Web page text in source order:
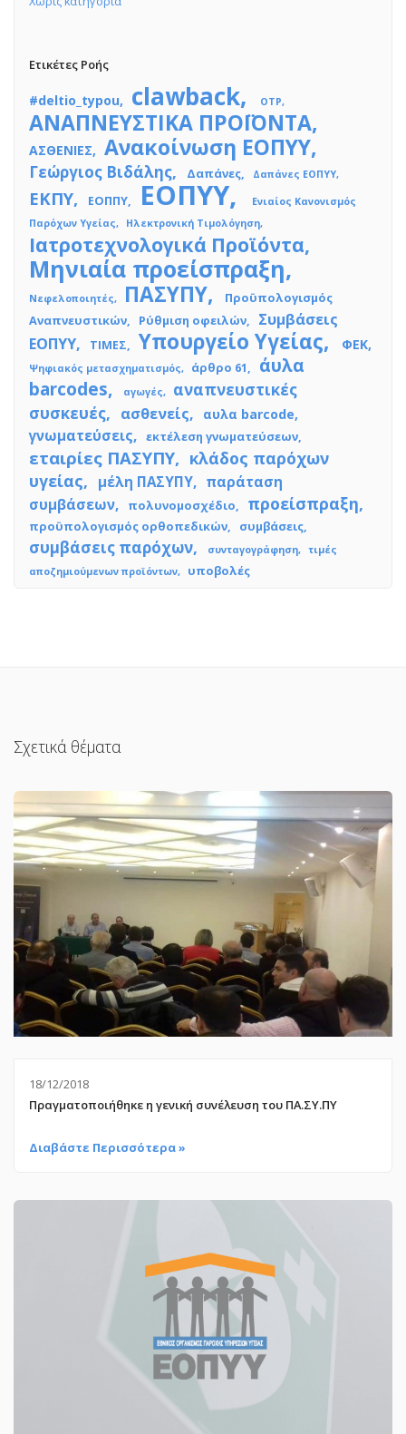
Ετικέτες Ροής
#deltio_typou clawback OTP
ΑΝΑΠΝΕΥΣΤΙΚΑ ΠΡΟΪΟΝΤΑ
ΑΣΘΕΝΙΕΣ Ανακοίνωση ΕΟΠΥΥ
Γεώργιος Βιδάλης Δαπάνες Δαπάνες ΕΟΠΥΥ
ΕΚΠΥ ΕΟΠΠΥ ΕΟΠΥΥ
Ενιαίος Κανονισμός
Παρόχων Υγείας
Ηλεκτρονική Τιμολόγηση
Ιατροτεχνολογικά Προϊόντα
Μηνιαία προείσπραξη
Νεφελοποιητές ΠΑΣΥΠΥ
Προϋπολογισμός
Αναπνευστικών
Ρύθμιση οφειλών
Συμβάσεις
ΕΟΠΥΥ
ΤΙΜΕΣ Υπουργείο Υγείας ΦΕΚ
Ψηφιακός μετασχηματισμός άρθρο 61
άυλα
barcodes
αγωγές
αναπνευστικές
συσκευές
ασθενείς αυλα barcode
γνωματεύσεις εκτέλεση γνωματεύσεων
εταιρίες ΠΑΣΥΠΥ
κλάδος παρόχων
υγείας
μέλη ΠΑΣΥΠΥ
παράταση
συμβάσεων
πολυνομοσχέδιο προείσπραξη
προϋπολογισμός ορθοπεδικών συμβάσεις
συμβάσεις παρόχων συνταγογράφηση
τιμές
αποζημιούμενων προϊόντων
υποβολές
Σχετικά θέματα
18/12/2018
Πραγματοποιήθηκε η γενική συνέλευση του ΠΑ.ΣΥ.ΠΥ
Διαβάστε Περισσότερα »